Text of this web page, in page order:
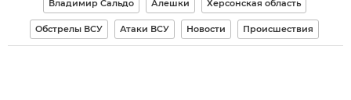
Владимир Сальдо Алешки Херсонская область
Обстрелы ВСУ Атаки ВСУ Новости Происшествия